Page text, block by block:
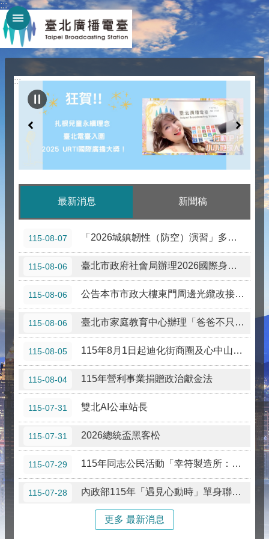
跳到主要內容區塊
:::
:::
最新消息 新聞稿
115-08-07 「2026城鎮韌性（防空）演習」多國語宣導
115-08-06 臺北市政府社會局辦理2026國際身心障礙者日系列活動「共擁故事，共融臺北」攝影徵件
115-08-06 公告本市市政大樓東門周邊光纜改接作業
115-08-06 臺北市家庭教育中心辦理「爸爸不只是幫忙：數位時代的共同照顧與家庭教育」講座
115-08-05 115年8月1日起迪化街商圈及心中山線形公園周邊商圈禁菸，吸菸須至指定吸菸區，違者最高處1萬元罰鍰。
115-08-04 115年營利事業捐贈政治獻金法
115-07-31 雙北AI公車站長
115-07-31 2026總統盃黑客松
115-07-29 115年同志公民活動「幸符製造所：與同志青少年一起長大」互動式展覽及相關講座
115-07-28 內政部115年「遇見心動時」單身聯誼活動
更多 最新消息